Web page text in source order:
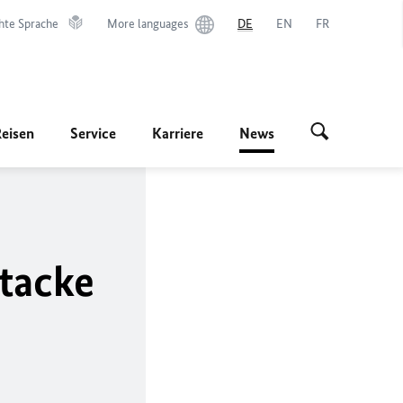
Sprache More languages DE EN FR
Service Karriere News